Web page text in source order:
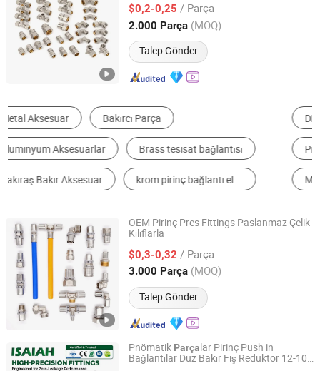
Redüktör Fiti Banyo Boru Fiti
$0,2-0,25 / Parça
2.000 Parça (MOQ)
Talep Gönder
Zhejiang, China Fiyat 2020
Diğer Boru Parçaları
Nipel Dirsek
Manşon
OEM Pirinç Pres Fittings Paslanmaz Çelik
Kılıflarla
$0,3-0,32 / Parça
3.000 Parça (MOQ)
Talep Gönder
Ningbo Riteco Copper Co., Ltd.
Zhejiang, China Fiyat 2022
Pnömatik Parçalar Pirinç Push in
Bağlantılar Düz Bakır Fiş Redüktör 12-10
NINGBO INTELL PNEUMATIC TECHNOLOGY CO., LTD.